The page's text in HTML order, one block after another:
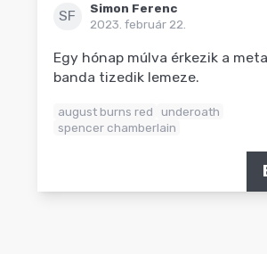
SF
Simon Ferenc
2023. február 22.
Egy hónap múlva érkezik a
banda tizedik lemeze.
august burns red
underoath
spencer chamberlain